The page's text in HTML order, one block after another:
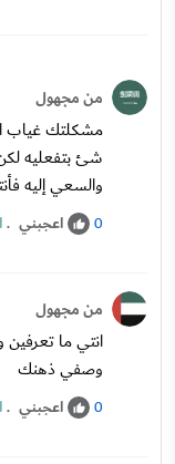
من مجهول
مشكلتك غياب
شئ بتفعليه
والسعي إليه
0 اعجبني .
من مجهول
انتي ما
وصفي ذهنك
0 اعجبني .